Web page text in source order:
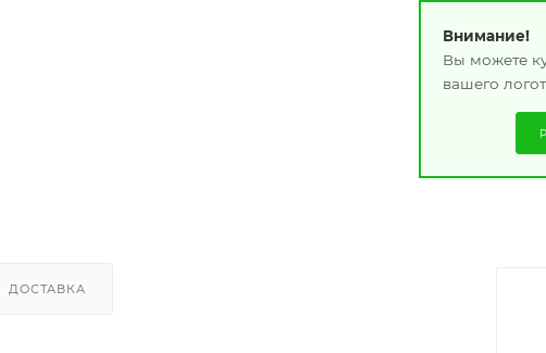
Внимание!
Вы можете
вашего
ДОСТАВКА